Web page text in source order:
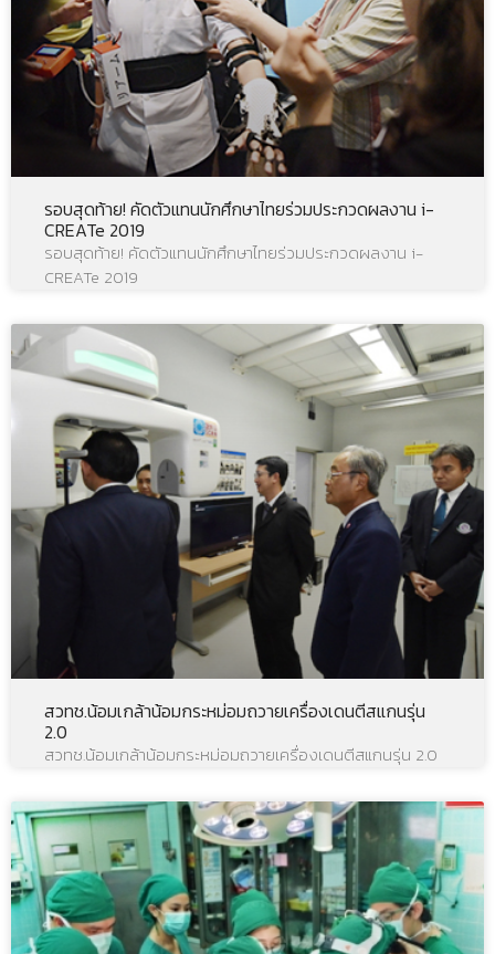
รอบสุดท้าย! คัดตัวแทนนักศึกษาไทยร่วมประกวดผลงาน i-
CREATe 2019
รอบสุดท้าย! คัดตัวแทนนักศึกษาไทยร่วมประกวดผลงาน i-
CREATe 2019
สวทช.น้อมเกล้าน้อมกระหม่อมถวายเครื่องเดนตีสแกนรุ่น
2.0
สวทช.น้อมเกล้าน้อมกระหม่อมถวายเครื่องเดนตีสแกนรุ่น 2.0